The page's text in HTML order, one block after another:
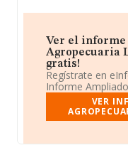
Ver el informe
Agropecuaria
gratis!
Regístrate en
Informe
VER